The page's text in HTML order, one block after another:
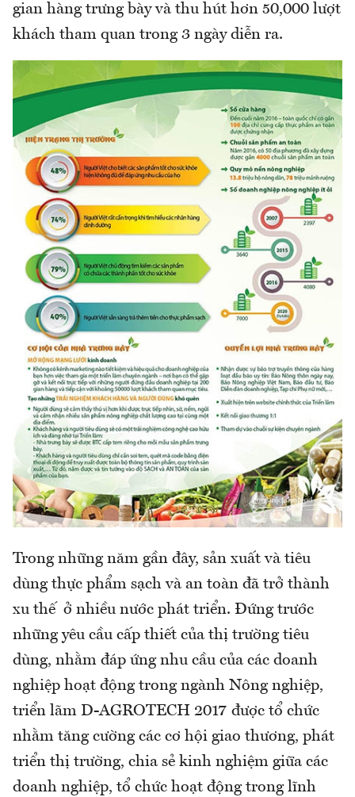
gian hàng trưng bày và thu hút hơn 50,000 lượt
khách tham quan trong 3 ngày diễn ra.
Trong những năm gần đây, sản xuất và tiêu
dùng thực phẩm sạch và an toàn đã trở thành
xu thế ở nhiều nước phát triển. Đứng trước
những yêu cầu cấp thiết của thị trường tiêu
dùng, nhằm đáp ứng nhu cầu của các doanh
nghiệp hoạt động trong ngành Nông nghiệp,
triển lãm D-AGROTECH 2017 được tổ chức
nhằm tăng cường các cơ hội giao thương, phát
triển thị trường, chia sẻ kinh nghiệm giữa các
doanh nghiệp, tổ chức hoạt động trong lĩnh